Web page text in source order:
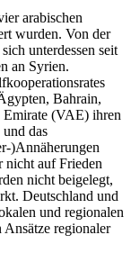
arabischen
wurden. Von der
unterdessen seit
an Syrien.
Bahrain,
Emirate (VAE) ihren
das
)Annäherungen
nicht auf Frieden
nicht beigelegt,
Deutschland und
und regio­nalen
regionaler